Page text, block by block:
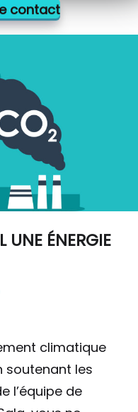
contact
UNE ÉNERGIE
climatique
soutenant les
l’équipe de